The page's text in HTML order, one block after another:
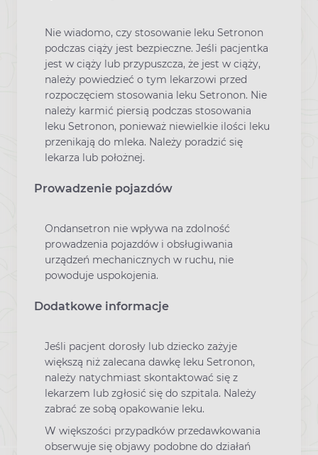
Nie wiadomo, czy stosowanie leku Setronon
podczas ciąży jest bezpieczne. Jeśli pacjentka
jest w ciąży lub przypuszcza, że jest w ciąży,
należy powiedzieć o tym lekarzowi przed
rozpoczęciem stosowania leku Setronon. Nie
należy karmić piersią podczas stosowania
leku Setronon, ponieważ niewielkie ilości leku
przenikają do mleka. Należy poradzić się
lekarza lub położnej.
Prowadzenie pojazdów
Ondansetron nie wpływa na zdolność
prowadzenia pojazdów i obsługiwania
urządzeń mechanicznych w ruchu, nie
powoduje uspokojenia.
Dodatkowe informacje
Jeśli pacjent dorosły lub dziecko zażyje
większą niż zalecana dawkę leku Setronon,
należy natychmiast skontaktować się z
lekarzem lub zgłosić się do szpitala. Należy
zabrać ze sobą opakowanie leku.
W większości przypadków przedawkowania
obserwuje się objawy podobne do działań